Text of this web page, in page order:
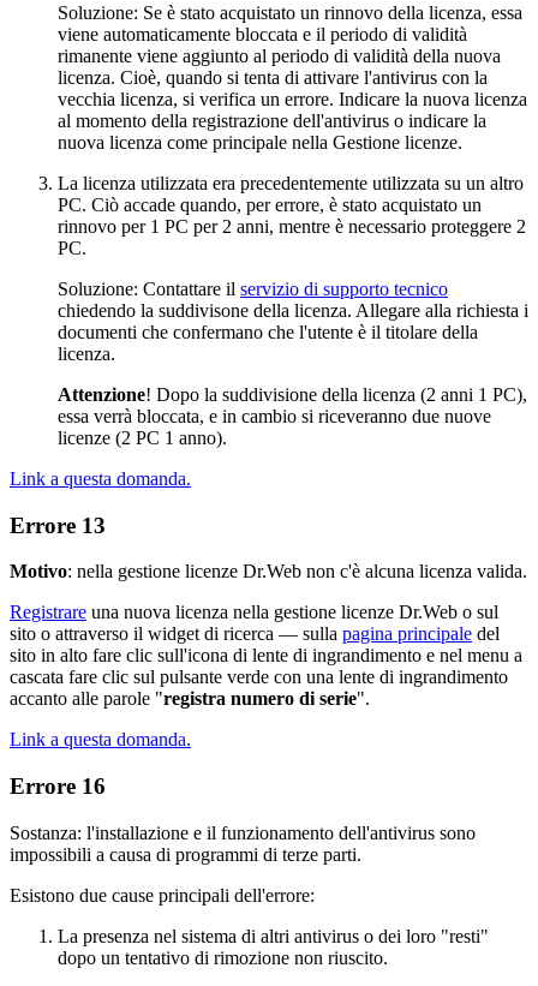
Soluzione: Se è stato acquistato un rinnovo della licenza, essa
viene automaticamente bloccata e il periodo di validità
rimanente viene aggiunto al periodo di validità della nuova
licenza. Cioè, quando si tenta di attivare l'antivirus con la
vecchia licenza, si verifica un errore. Indicare la nuova licenza
al momento della registrazione dell'antivirus o indicare la
nuova licenza come principale nella Gestione licenze.
La licenza utilizzata era precedentemente utilizzata su un altro
PC. Ciò accade quando, per errore, è stato acquistato un
rinnovo per 1 PC per 2 anni, mentre è necessario proteggere 2
PC.
Soluzione: Contattare il servizio di supporto tecnico
chiedendo la suddivisone della licenza. Allegare alla richiesta i
documenti che confermano che l'utente è il titolare della
licenza.
Attenzione! Dopo la suddivisione della licenza (2 anni 1 PC),
essa verrà bloccata, e in cambio si riceveranno due nuove
licenze (2 PC 1 anno).
Link a questa domanda.
Errore 13
Motivo: nella gestione licenze Dr.Web non c'è alcuna licenza valida.
Registrare una nuova licenza nella gestione licenze Dr.Web o sul
sito o attraverso il widget di ricerca — sulla pagina principale del
sito in alto fare clic sull'icona di lente di ingrandimento e nel menu a
cascata fare clic sul pulsante verde con una lente di ingrandimento
accanto alle parole "registra numero di serie".
Link a questa domanda.
Errore 16
Sostanza: l'installazione e il funzionamento dell'antivirus sono
impossibili a causa di programmi di terze parti.
Esistono due cause principali dell'errore:
La presenza nel sistema di altri antivirus o dei loro "resti"
dopo un tentativo di rimozione non riuscito.